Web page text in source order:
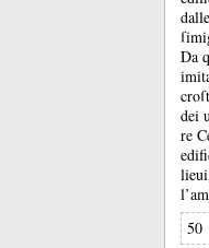
Da
dei
re
50